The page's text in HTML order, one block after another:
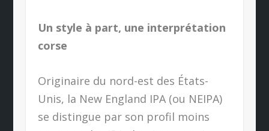
Un style à part, une interprétation
corse
Originaire du nord-est des États-
Unis, la New England IPA (ou NEIPA)
se distingue par son profil moins